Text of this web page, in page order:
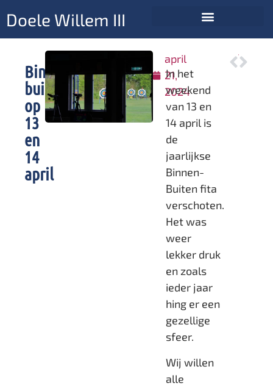
Doele Willem III
Binnen-
buiten
op
13
en
14
april
april
21,
2024
In het
weekend
van 13 en
14 april is
de
jaarlijkse
Binnen-
Buiten fita
verschoten.
Het was
weer
lekker druk
en zoals
ieder jaar
hing er een
gezellige
sfeer.
Wij willen
alle
VORIGE
KHSN finale Ammerzoden 14 april
VOLGENDE
RK individueel 20 april